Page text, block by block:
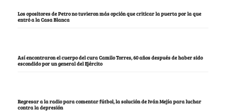
Los opositores de Petro no tuvieron más opción que criticar la puerta por la que
entró a la Casa Blanca
Así encontraron el cuerpo del cura Camilo Torres, 60 años después de haber sido
escondido por un general del Ejército
Regresar a la radio para comentar fútbol, la solución de Iván Mejía para luchar
contra la depresión